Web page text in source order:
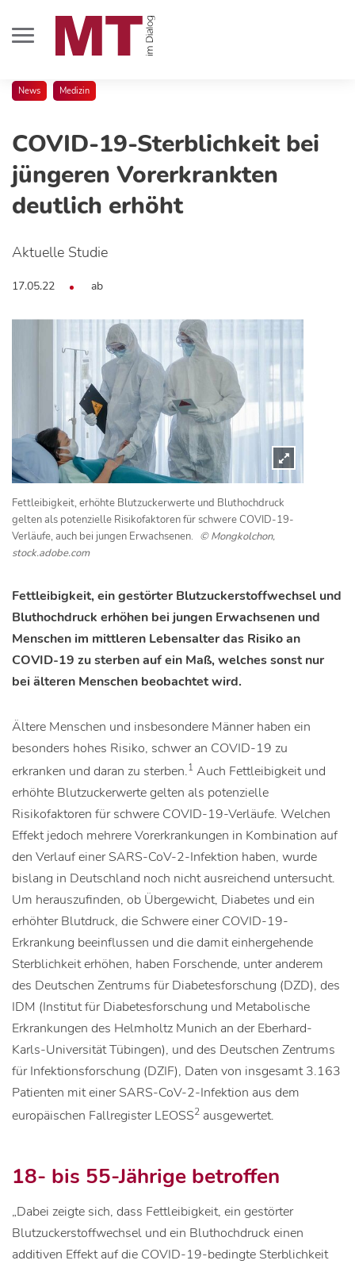
News Medizin
COVID-19-Sterblichkeit bei
jüngeren Vorerkrankten
deutlich erhöht
Aktuelle Studie
17.05.22 ab
Fettleibigkeit, erhöhte Blutzuckerwerte und Bluthochdruck
gelten als potenzielle Risikofaktoren für schwere COVID-19-
Verläufe, auch bei jungen Erwachsenen. © Mongkolchon,
stock.adobe.com
Fettleibigkeit, ein gestörter Blutzuckerstoffwechsel und
Bluthochdruck erhöhen bei jungen Erwachsenen und
Menschen im mittleren Lebensalter das Risiko an
COVID-19 zu sterben auf ein Maß, welches sonst nur
bei älteren Menschen beobachtet wird.
Ältere Menschen und insbesondere Männer haben ein
besonders hohes Risiko, schwer an COVID-19 zu
erkranken und daran zu sterben.1 Auch Fettleibigkeit und
erhöhte Blutzuckerwerte gelten als potenzielle
Risikofaktoren für schwere COVID-19-Verläufe. Welchen
Effekt jedoch mehrere Vorerkrankungen in Kombination auf
den Verlauf einer SARS-CoV-2-Infektion haben, wurde
bislang in Deutschland noch nicht ausreichend untersucht.
Um herauszufinden, ob Übergewicht, Diabetes und ein
erhöhter Blutdruck, die Schwere einer COVID-19-
Erkrankung beeinflussen und die damit einhergehende
Sterblichkeit erhöhen, haben Forschende, unter anderem
des Deutschen Zentrums für Diabetesforschung (DZD), des
IDM (Institut für Diabetesforschung und Metabolische
Erkrankungen des Helmholtz Munich an der Eberhard-
Karls-Universität Tübingen), und des Deutschen Zentrums
für Infektionsforschung (DZIF), Daten von insgesamt 3.163
Patienten mit einer SARS-CoV-2-Infektion aus dem
europäischen Fallregister LEOSS2 ausgewertet.
18- bis 55-Jährige betroffen
„Dabei zeigte sich, dass Fettleibigkeit, ein gestörter
Blutzuckerstoffwechsel und ein Bluthochdruck einen
additiven Effekt auf die COVID-19-bedingte Sterblichkeit